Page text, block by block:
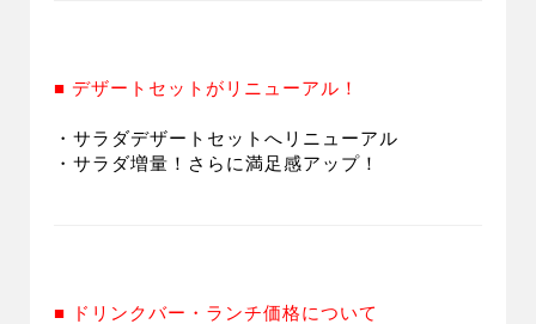
■ デザートセットがリニューアル！
・サラダデザートセットへリニューアル
・サラダ増量！さらに満足感アップ！
■ ドリンクバー・ランチ価格について